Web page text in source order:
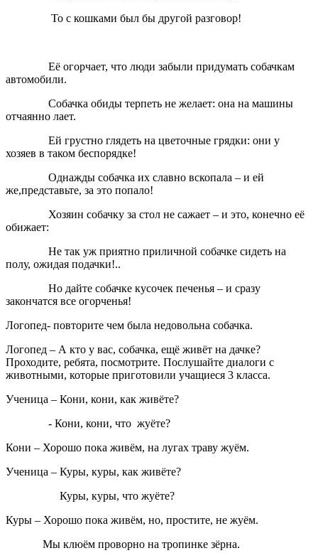
То с кошками был бы другой разговор!
Её огорчает, что люди забыли придумать собачкам
автомобили.
Собачка обиды терпеть не желает: она на машины
отчаянно лает.
Ей грустно глядеть на цветочные грядки: они у
хозяев в таком беспорядке!
Однажды собачка их славно вскопала – и ей
же,представьте, за это попало!
Хозяин собачку за стол не сажает – и это, конечно её
обижает:
Не так уж приятно приличной собачке сидеть на
полу, ожидая подачки!..
Но дайте собачке кусочек печенья – и сразу
закончатся все огорченья!
Логопед- повторите чем была недовольна собачка.
Логопед – А кто у вас, собачка, ещё живёт на дачке?
Проходите, ребята, посмотрите. Послушайте диалоги с
животными, которые приготовили учащиеся 3 класса.
Ученица – Кони, кони, как живёте?
- Кони, кони, что жуёте?
Кони – Хорошо пока живём, на лугах траву жуём.
Ученица – Куры, куры, как живёте?
Куры, куры, что жуёте?
Куры – Хорошо пока живём, но, простите, не жуём.
Мы клюём проворно на тропинке зёрна.